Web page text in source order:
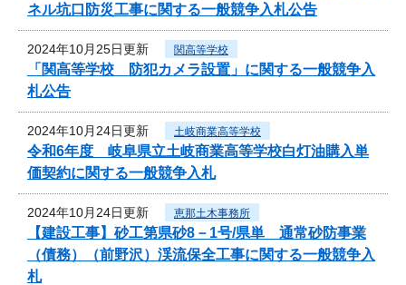
ネル坑口防災工事に関する一般競争入札公告
2024年10月25日更新 関高等学校
「関高等学校 防犯カメラ設置」に関する一般競争入
札公告
2024年10月24日更新 土岐商業高等学校
令和6年度 岐阜県立土岐商業高等学校白灯油購入単
価契約に関する一般競争入札
2024年10月24日更新 恵那土木事務所
【建設工事】砂工第県砂8－1号/県単 通常砂防事業
（債務）（前野沢）渓流保全工事に関する一般競争入
札